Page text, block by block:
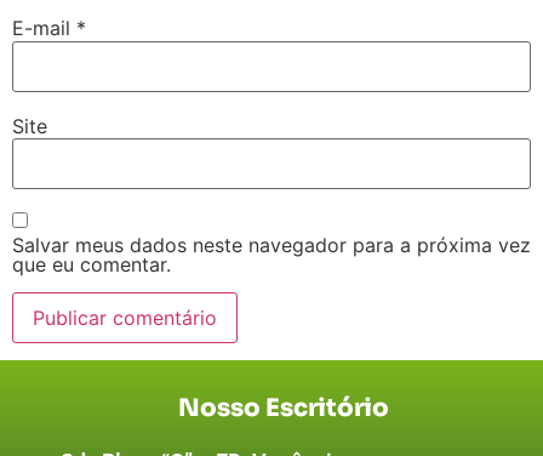
E-mail *
Site
Salvar meus dados neste navegador para a próxima vez
que eu comentar.
Nosso Escritório